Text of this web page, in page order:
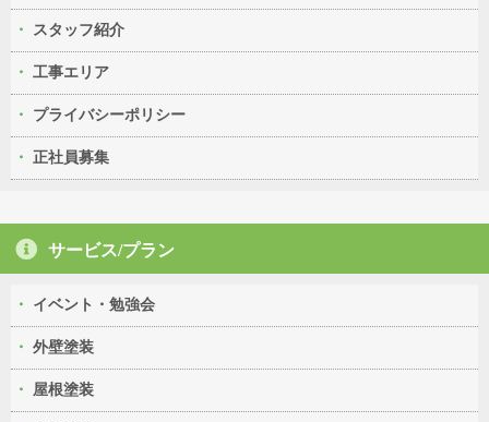
スタッフ紹介
工事エリア
プライバシーポリシー
正社員募集
サービス/プラン
イベント・勉強会
外壁塗装
屋根塗装